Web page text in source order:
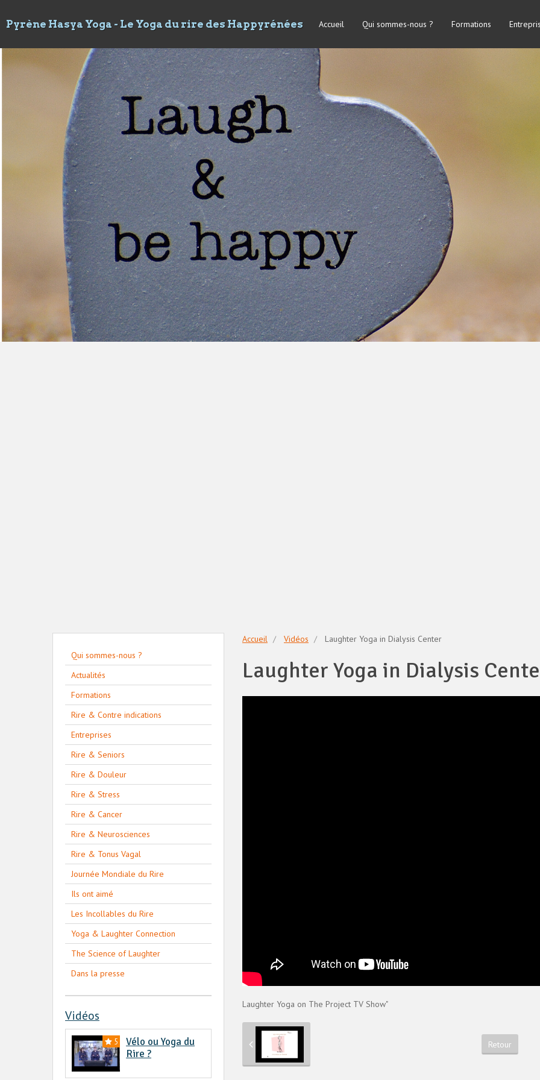
Pyrène Hasya Yoga - Le Yoga du rire des Happyrénées Accueil Qui sommes-nous ? Formations
Accueil Vidéos Laughter Yoga in Dialysis Center
Laughter Yoga in Dialysis
Laughter Yoga on The Project TV Show"
Retour
Qui sommes-nous ?
Actualités
Formations
Rire & Contre indications
Entreprises
Rire & Seniors
Rire & Douleur
Rire & Stress
Rire & Cancer
Rire & Neurosciences
Rire & Tonus Vagal
Journée Mondiale du Rire
Ils ont aimé
Les Incollables du Rire
Yoga & Laughter Connection
The Science of Laughter
Dans la presse
Vidéos
5
Vélo ou Yoga du
Rire ?